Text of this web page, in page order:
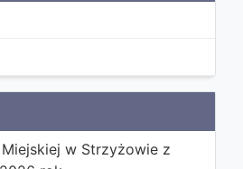
Miejskiej w Strzyżowie z